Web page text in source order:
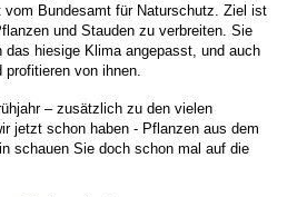
vom Bundesamt für Naturschutz. Ziel ist
und Stauden zu verbreiten. Sie
hiesige Klima angepasst, und auch
von ihnen.
– zusätzlich zu den vielen
jetzt schon haben - Pflanzen aus dem
schauen Sie doch schon mal auf die